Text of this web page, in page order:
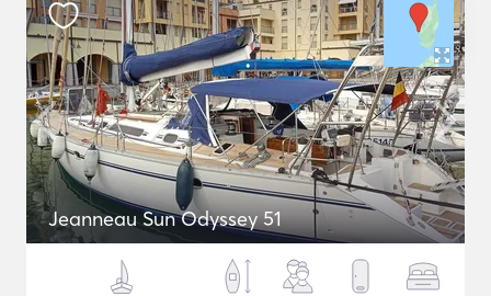
Jeanneau Sun Odyssey 51